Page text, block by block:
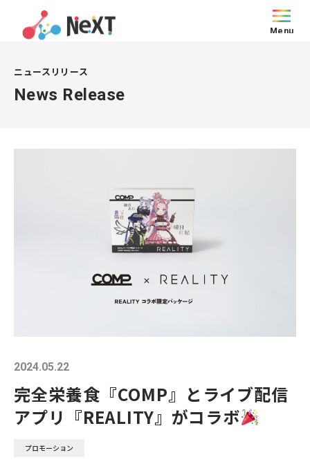
Menu
ニュースリリース
News Release
2024.05.22
完全栄養食『COMP』とライブ配信
アプリ『REALITY』がコラボ
プロモーション